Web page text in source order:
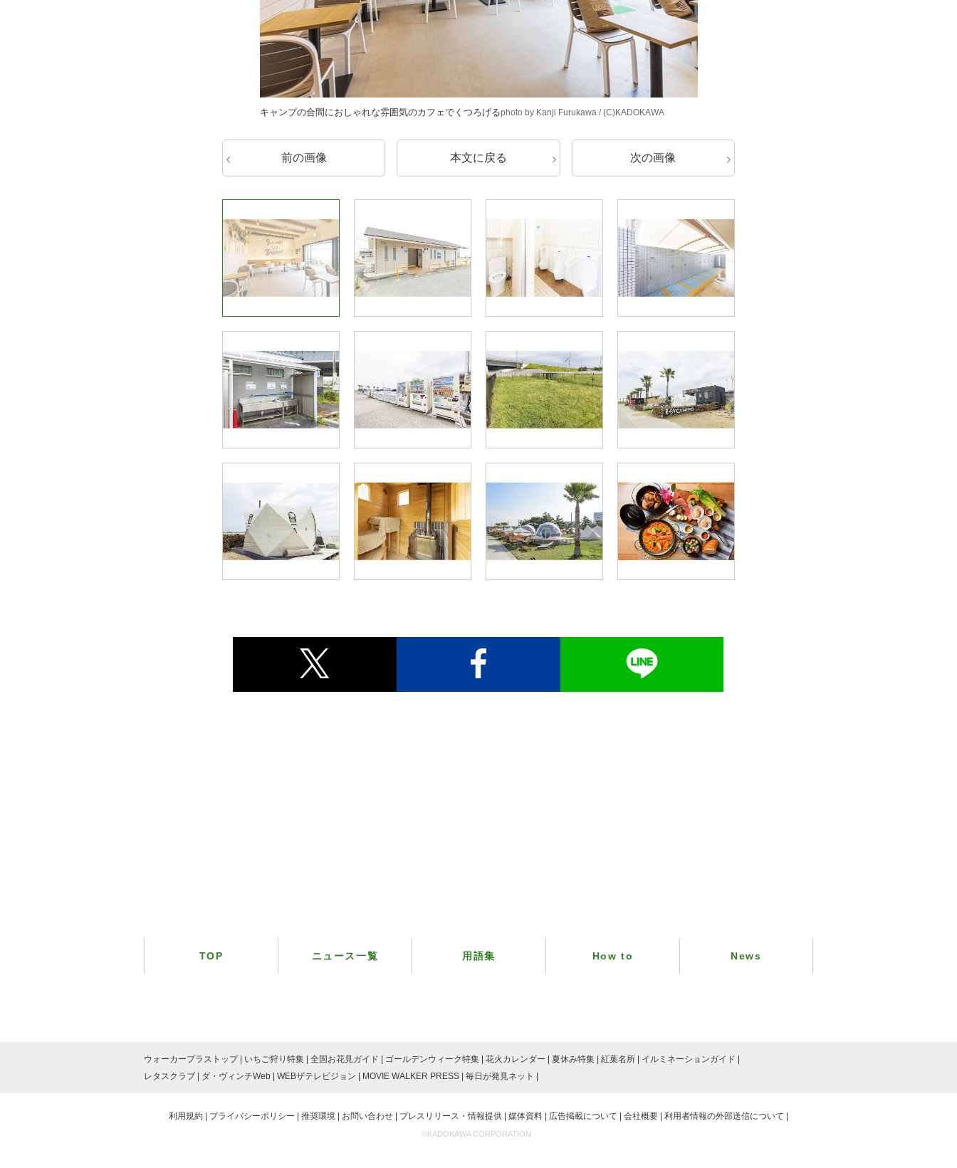
キャンプの合間におしゃれな雰囲気のカフェでくつろげるphoto by Kanji Furukawa / (C)KADOKAWA
前の画像 本文に戻る 次の画像
TOP ニュース一覧 用語集 How to News
ウォーカープラストップ いちご狩り特集 全国お花見ガイド ゴールデンウィーク特集 花火カレンダー 夏休み特集 紅葉名所
イルミネーションガイド
レタスクラブ
ダ・ヴィンチWeb WEBザテレビジョン MOVIE WALKER PRESS 毎日が発見ネット
利用規約 プライバシーポリシー 推奨環境 お問い合わせ プレスリリース・情報提供 媒体資料 広告掲載について 会社概要 利用者情報の外部送信について
©KADOKAWA CORPORATION